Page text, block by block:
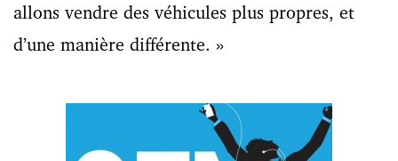
allons vendre des véhicules plus propres, et
d’une manière différente. »